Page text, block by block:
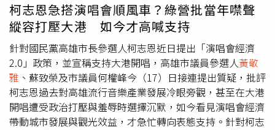
氛圍，試圖塑造選情翻轉印象，實際上卻缺乏更具代表性的
抽樣基礎。民進黨議員尹立則將矛頭直接指向柯陣營的網路
操作策略。他認為，從特定網路民調、社群圖卡到匿名帳號
大量轉傳，形成一套完整的輿論操作模式。他質疑，透過封
閉式會員樣本取得特定結果，再藉由社群平台放大傳播，最
終目的就是塑造有利於藍營的選戰氛圍。綠營人士直言，真
正的民意來自廣大選民，而非特定會員資料庫。他們批評柯
陣營近來頻頻引用網路民調製造聲量，與其說是在爭取中間
選民支持，不如說是在鞏固既有支持者信心。對於這份引發
柯志恩急搭演唱會順風車？綠營批當年噤聲
縱容打壓大港 如今才高喊支持
針對國民黨高雄市長參選人柯志恩近日提出「演唱會經濟
2.0」政策，並宣稱支持大港開唱，高雄市議員參選人黃敬
雅 、蘇致榮及市議員何權峰今（17）日接連提出質疑，批評
柯志恩過去對高雄流行音樂產業發展冷眼旁觀，甚至在大港
開唱遭受政治打壓與羞辱時選擇沉默，如今看見演唱會經濟
帶動城市發展與觀光效益，才急忙轉向表態支持。針對柯志